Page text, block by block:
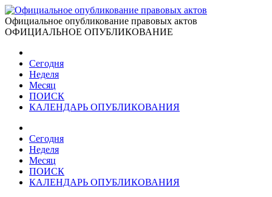
Официальное опубликование правовых актов
ОФИЦИАЛЬНОЕ ОПУБЛИКОВАНИЕ
Сегодня
Неделя
Месяц
ПОИСК
КАЛЕНДАРЬ ОПУБЛИКОВАНИЯ
Сегодня
Неделя
Месяц
ПОИСК
КАЛЕНДАРЬ ОПУБЛИКОВАНИЯ